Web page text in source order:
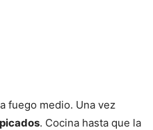
a fuego medio. Una vez
. Cocina hasta que la